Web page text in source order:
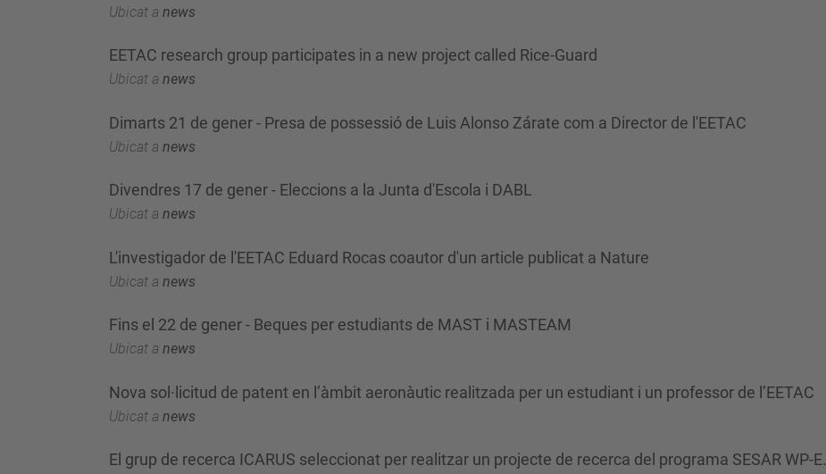
Ubicat a news
EETAC research group participates in a new project called Rice-Guard
Ubicat a news
Dimarts 21 de gener - Presa de possessió de Luis Alonso Zárate com a Director de l'EETAC
Ubicat a news
Divendres 17 de gener - Eleccions a la Junta d'Escola i DABL
Ubicat a news
L'investigador de l'EETAC Eduard Rocas coautor d'un article publicat a Nature
Ubicat a news
Fins el 22 de gener - Beques per estudiants de MAST i MASTEAM
Ubicat a news
Nova sol·licitud de patent en l’àmbit aeronàutic realitzada per un estudiant i un professor de l’EETAC
Ubicat a news
El grup de recerca ICARUS seleccionat per realitzar un projecte de recerca del programa SESAR WP-E.